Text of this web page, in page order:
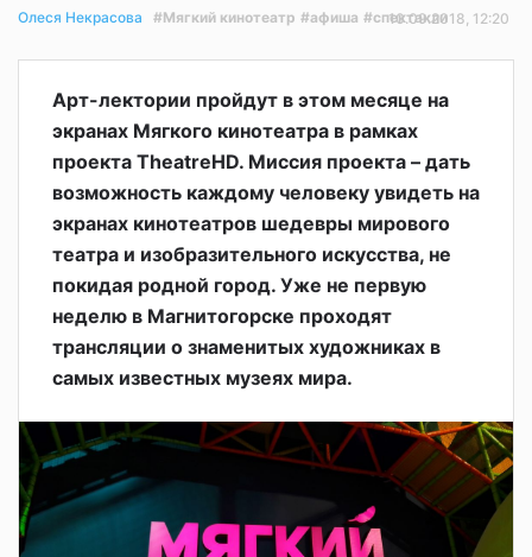
Олеся Некрасова #Мягкий кинотеатр #афиша #спектакли
10.09.2018, 12:20
Арт-лектории пройдут в этом месяце на
экранах Мягкого кинотеатра в рамках
проекта TheatreHD. Миссия проекта – дать
возможность каждому человеку увидеть на
экранах кинотеатров шедевры мирового
театра и изобразительного искусства, не
покидая родной город. Уже не первую
неделю в Магнитогорске проходят
трансляции о знаменитых художниках в
самых известных музеях мира.